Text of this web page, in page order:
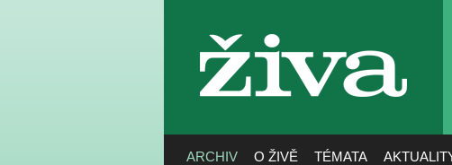
živa
ARCHIV O ŽIVĚ TÉMATA